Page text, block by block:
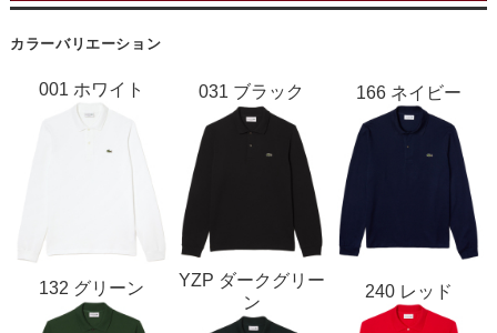
カラーバリエーション
001 ホワイト 031 ブラック 166 ネイビー
132 グリーン
YZP ダークグリー
ン
240 レッド